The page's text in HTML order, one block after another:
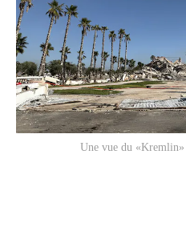
Une vue du